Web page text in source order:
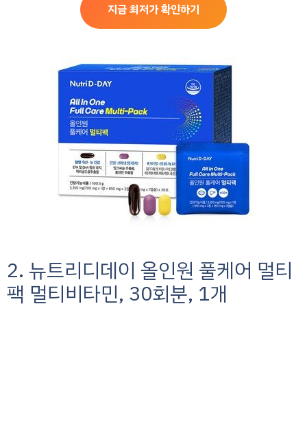
지금 최저가 확인하기
2. 뉴트리디데이 올인원 풀케어 멀티
팩 멀티비타민, 30회분, 1개